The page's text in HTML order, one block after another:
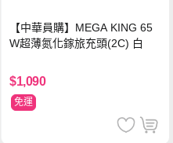
【中華員購】MEGA KING 65
W超薄氮化鎵旅充頭(2C) 白
$1,090
免運